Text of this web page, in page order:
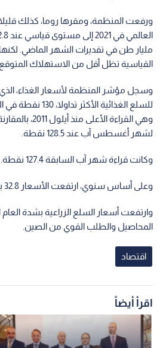
ورفعت المنظمة، ومقرها روما، كذلك قليلا
مليار طن في تقديرات الشهر الماضي.
القياسية تظل أقل من الاستهلاك المتوقع.
وسجل مؤشر المنظمة لأسعار الغذاء، الذي
للسلع الغذائية
وهي القراءة
لشهر أغسطس آب عند 128.5 نقطة.
وكانت قراءة شهر آب السابقة 127.4 نقطة.
وعلى أساس سنوي، ارتفعت الأسعار 32.8 بالمئة في أيلول.
وارتفعت أسعار السلع الزراعية بشدة
المحاصيل والطلب القوي من الصين.
اقتصاد
اقرأ أيضاً